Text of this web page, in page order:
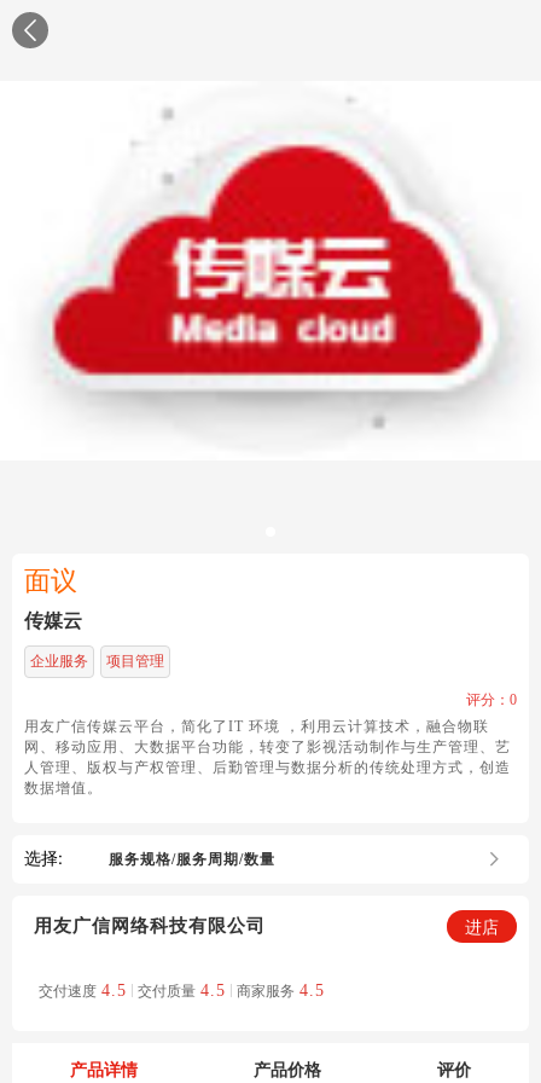
面议
传媒云
企业服务 项目管理
评分： 0
用友广信传媒云平台，简化了IT 环境 ，利用云计算技术，融合物联
网、移动应用、大数据平台功能，转变了影视活动制作与生产管理、艺
人管理、版权与产权管理、后勤管理与数据分析的传统处理方式，创造
数据增值。
选择: 服务规格/服务周期/数量
用友广信网络科技有限公司 进店
交付速度 4.5 交付质量 4.5 商家服务 4.5
产品详情 产品价格 评价